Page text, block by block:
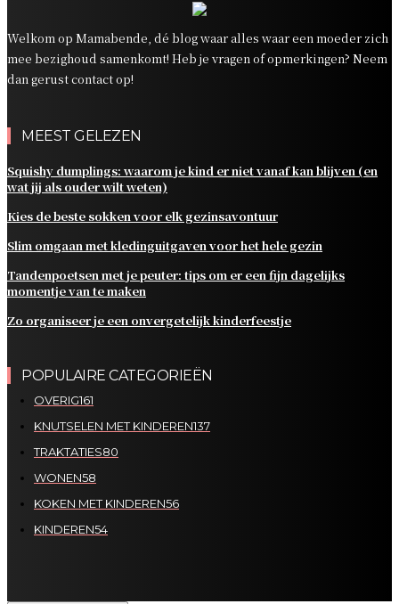
Welkom op Mamabende, dé blog waar alles waar een moeder zich
mee bezighoud samenkomt! Heb je vragen of opmerkingen? Neem
dan gerust contact op!
MEEST GELEZEN
Squishy dumplings: waarom je kind er niet vanaf kan blijven (en
wat jij als ouder wilt weten)
Kies de beste sokken voor elk gezinsavontuur
Slim omgaan met kledinguitgaven voor het hele gezin
Tandenpoetsen met je peuter: tips om er een fijn dagelijks
momentje van te maken
Zo organiseer je een onvergetelijk kinderfeestje
POPULAIRE CATEGORIEËN
OVERIG161
KNUTSELEN MET KINDEREN137
TRAKTATIES80
WONEN58
KOKEN MET KINDEREN56
KINDEREN54